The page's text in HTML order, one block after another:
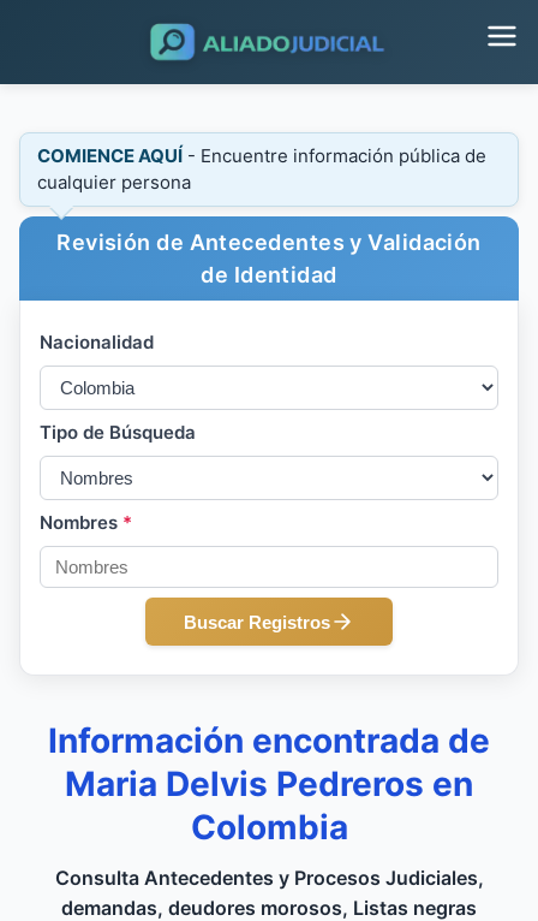
COMIENCE AQUÍ - Encuentre información pública de
cualquier persona
Revisión de Antecedentes y Validación
de Identidad
Nacionalidad
Tipo de Búsqueda
Nombres *
Buscar Registros
Información encontrada de
Maria Delvis Pedreros en
Colombia
Consulta Antecedentes y Procesos Judiciales,
demandas, deudores morosos, Listas negras